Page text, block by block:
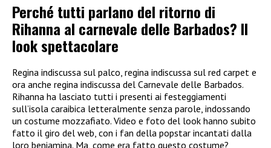
Perché tutti parlano del ritorno di
Rihanna al carnevale delle Barbados? Il
look spettacolare
Regina indiscussa sul palco, regina indiscussa sul red carpet e
ora anche regina indiscussa del Carnevale delle Barbados.
Rihanna ha lasciato tutti i presenti ai festeggiamenti
sull’isola caraibica letteralmente senza parole, indossando
un costume mozzafiato. Video e foto del look hanno subito
fatto il giro del web, con i fan della popstar incantati dalla
loro beniamina. Ma, come era fatto questo costume?